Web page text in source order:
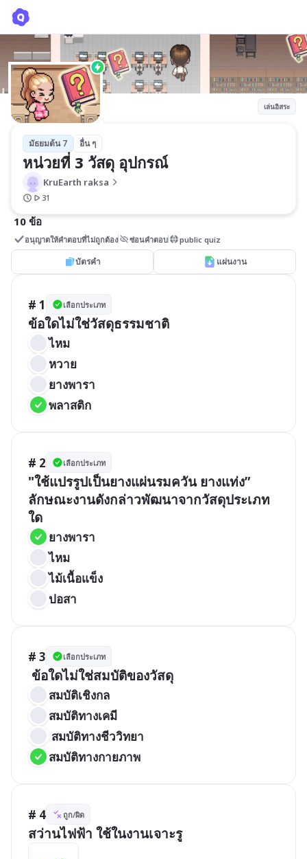
เล่นอิสระ
มัธยมต้น 7 อื่น ๆ
หน่วยที่ 3 วัสดุ อุปกรณ์
KruEarth raksa
31
10 ข้อ
อนุญาตให้คำตอบที่ไม่ถูกต้อง ซ่อนคำตอบ public quiz
บัตรคำ แผ่นงาน
# 1 เลือกประเภท
ข้อใดไม่ใช่วัสดุธรรมชาติ
ไหม
หวาย
ยางพารา
พลาสติก
# 2 เลือกประเภท
"ใช้แปรรูปเป็นยางแผ่นรมควัน ยางแท่ง”
ลักษณะงานดังกล่าวพัฒนาจากวัสดุประเภท
ใด
ยางพารา
ไหม
ไม้เนื้อแข็ง
ปอสา
# 3 เลือกประเภท
ข้อใดไม่ใช่สมบัติของวัสดุ
สมบัติเชิงกล
สมบัติทางเคมี
สมบัติทางชีววิทยา
สมบัติทางกายภาพ
# 4 ถูก/ผิด
สว่านไฟฟ้า ใช้ในงานเจาะรู